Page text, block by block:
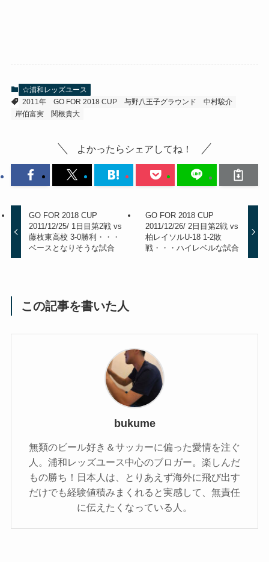
☆浦和レッズユース
2011年
GO FOR 2018 CUP 与野八王子グラウンド
中村駿介
岸伯富実
関根貴大
よかったらシェアしてね！
GO FOR 2018 CUP
2011/12/25/ 1日目第2戦 vs
藤枝東高校 3-0勝利・・・
ベースとなりそうな試合
GO FOR 2018 CUP
2011/12/26/ 2日目第2戦 vs
柏レイソルU-18 1-2敗
戦・・・ハイレベルな試合
この記事を書いた人
bukume
無類のビール好き＆サッカーに偏った愛情を注ぐ
人。浦和レッズユース中心のブロガー。楽しんだ
もの勝ち！日本人は、とりあえず海外に飛び出す
だけでも経験値積みまくれると実感して、無責任
に伝えたくなっている人。